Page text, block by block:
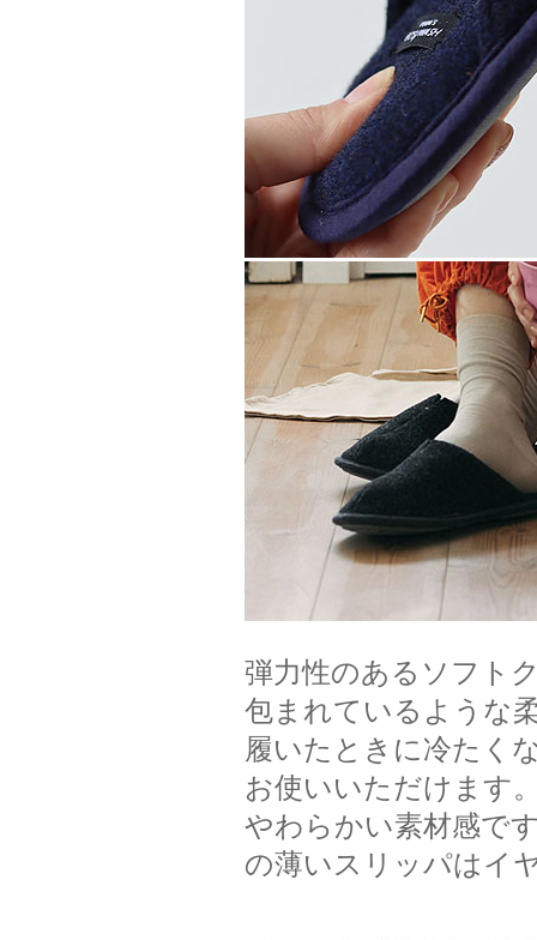
弾力性のあるソフト
包まれているような
履いたときに冷たく
お使いいただけます
やわらかい素材感で
の薄いスリッパはイ